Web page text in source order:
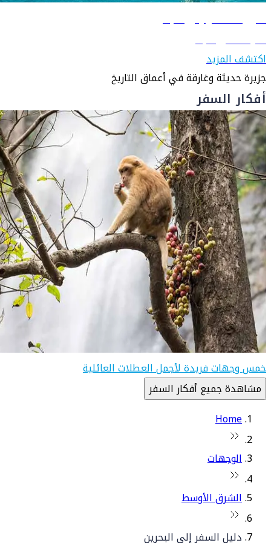
دليل السفر إلى البحرين
تعرّف على البحرين
اكتشف المزيد
جزيرة حديثة وغارقة في أعماق التاريخ
أفكار السفر
خمس وجهات فريدة لأجمل العطلات العائلية
مشاهدة جميع أفكار السفر
Home
الوجهات
الشرق الأوسط
دليل السفر إلى البحرين